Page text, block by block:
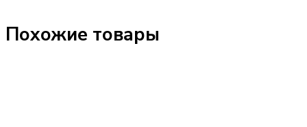
Похожие товары